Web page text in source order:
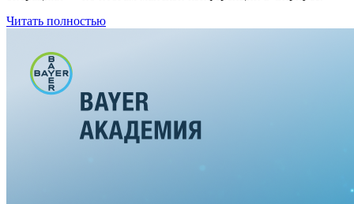
Читать полностью